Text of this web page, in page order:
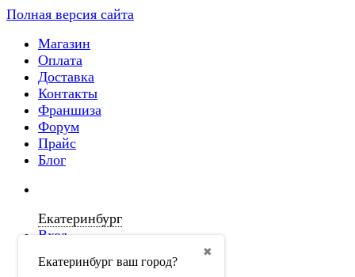
Полная версия сайта
Магазин
Оплата
Доставка
Контакты
Франшиза
Форум
Прайс
Блог
Екатеринбург
✖
Екатеринбург ваш город?
Вход
Регистрация